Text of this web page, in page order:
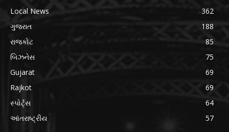
Local News
362
ગુજરાત
188
રાજકોટ
85
બિઝનેસ
75
Gujarat
69
Rajkot
69
સ્પોર્ટ્સ
64
આંતરાષ્ટ્રીય
57